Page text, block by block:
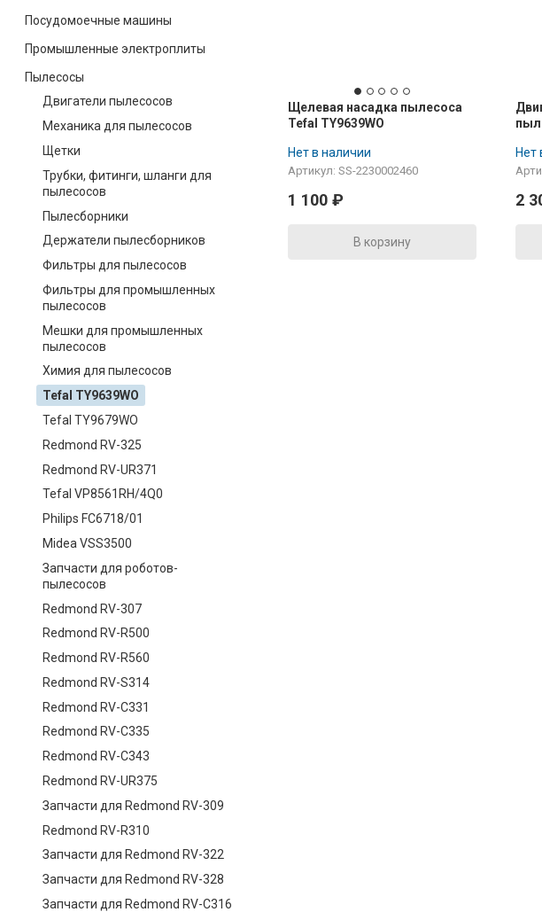
Посудомоечные машины
Промышленные электроплиты
Пылесосы
Двигатели пылесосов
Механика для пылесосов
Щетки
Трубки, фитинги, шланги для
пылесосов
Пылесборники
Держатели пылесборников
Фильтры для пылесосов
Фильтры для промышленных
пылесосов
Мешки для промышленных
пылесосов
Химия для пылесосов
Tefal TY9639WO
Tefal TY9679WO
Redmond RV-325
Redmond RV-UR371
Tefal VP8561RH/4Q0
Philips FC6718/01
Midea VSS3500
Запчасти для роботов-
пылесосов
Redmond RV-307
Redmond RV-R500
Redmond RV-R560
Redmond RV-S314
Redmond RV-C331
Redmond RV-C335
Redmond RV-C343
Redmond RV-UR375
Запчасти для Redmond RV-309
Redmond RV-R310
Запчасти для Redmond RV-322
Запчасти для Redmond RV-328
Запчасти для Redmond RV-C316
Щелевая насадка пылесоса
Tefal TY9639WO
Нет в наличии
Артикул: SS-2230002460
1 100 ₽
В корзину
Нет
2